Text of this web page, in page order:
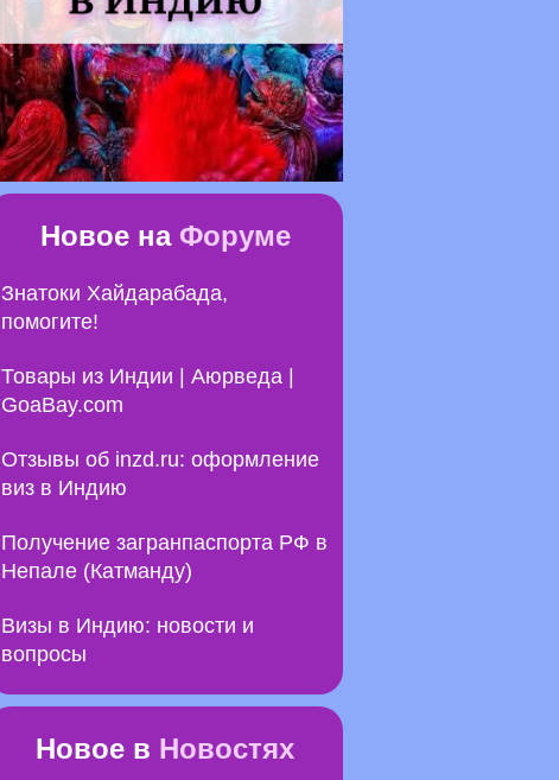
Новое на Форуме
Знатоки Хайдарабада,
помогите!
Товары из Индии | Аюрведа |
GoaBay.com
Отзывы об inzd.ru: оформление
виз в Индию
Получение загранпаспорта РФ в
Непале (Катманду)
Визы в Индию: новости и
вопросы
Новое в Новостях